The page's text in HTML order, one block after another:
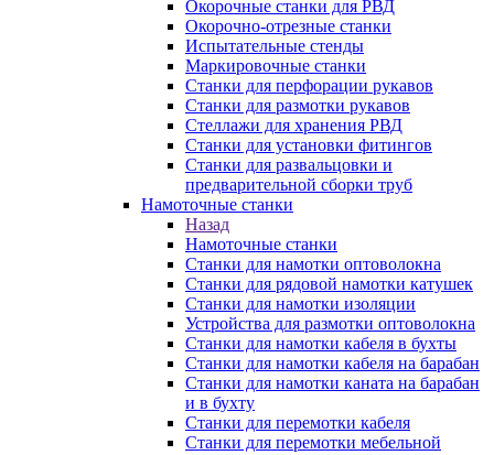
Окорочные станки для РВД
Окорочно-отрезные станки
Испытательные стенды
Маркировочные станки
Станки для перфорации рукавов
Станки для размотки рукавов
Стеллажи для хранения РВД
Станки для установки фитингов
Станки для развальцовки и
предварительной сборки труб
Намоточные станки
Назад
Намоточные станки
Станки для намотки оптоволокна
Станки для рядовой намотки катушек
Станки для намотки изоляции
Устройства для размотки оптоволокна
Станки для намотки кабеля в бухты
Станки для намотки кабеля на барабан
Станки для намотки каната на барабан
и в бухту
Станки для перемотки кабеля
Станки для перемотки мебельной